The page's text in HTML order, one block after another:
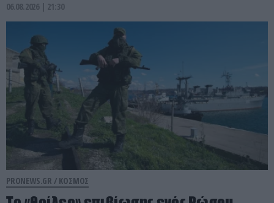
06.08.2026 | 21:30
PRONEWS.GR / ΚΟΣΜΟΣ